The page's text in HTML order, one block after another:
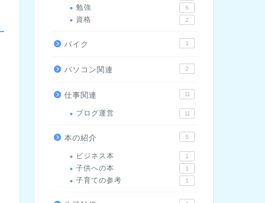
勉強 5
資格 2
バイク 1
パソコン関連 2
仕事関連 11
ブログ運営 11
本の紹介 5
ビジネス本 1
子供への本 1
子育ての参考 1